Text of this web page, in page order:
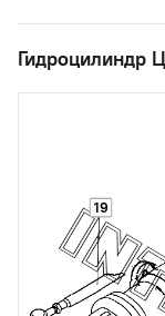
Гидроцилиндр
19